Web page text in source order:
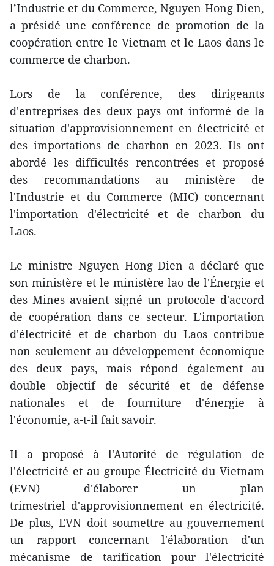
l’Industrie et du Commerce, Nguyen Hong Dien,
a présidé une conférence de promotion de la
coopération entre le Vietnam et le Laos dans le
commerce de charbon.
Lors de la conférence, des dirigeants
d'entreprises des deux pays ont informé de la
situation d'approvisionnement en électricité et
des importations de charbon en 2023. Ils ont
abordé les difficultés rencontrées et proposé
des recommandations au ministère de
l'Industrie et du Commerce (MIC) concernant
l'importation d'électricité et de charbon du
Laos.
Le ministre Nguyen Hong Dien a déclaré que
son ministère et le ministère lao de l'Énergie et
des Mines avaient signé un protocole d'accord
de coopération dans ce secteur. L'importation
d'électricité et de charbon du Laos contribue
non seulement au développement économique
des deux pays, mais répond également au
double objectif de sécurité et de défense
nationales et de fourniture d'énergie à
l'économie, a-t-il fait savoir.
Il a proposé à l'Autorité de régulation de
l'électricité et au groupe Électricité du Vietnam
(EVN) d'élaborer un plan
trimestriel d'approvisionnement en électricité.
De plus, EVN doit soumettre au gouvernement
un rapport concernant l'élaboration d'un
mécanisme de tarification pour l'électricité